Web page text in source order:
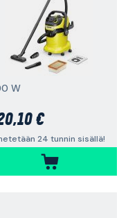
W
€
24 tunnin sisällä!